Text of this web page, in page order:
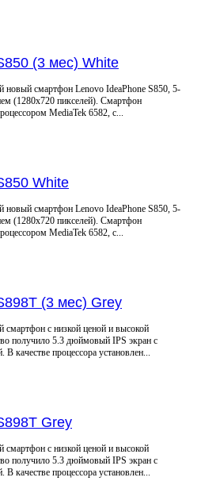
(3 мес) White
новый смартфон Lenovo IdeaPhone S850, 5-
(1280x720 пикселей). Смартфон
MediaTek 6582, с...
White
новый смартфон Lenovo IdeaPhone S850, 5-
(1280x720 пикселей). Смартфон
MediaTek 6582, с...
(3 мес) Grey
смартфон с низкой ценой и высокой
получило 5.3 дюймовый IPS экран с
качестве процессора установлен...
Grey
смартфон с низкой ценой и высокой
получило 5.3 дюймовый IPS экран с
качестве процессора установлен...